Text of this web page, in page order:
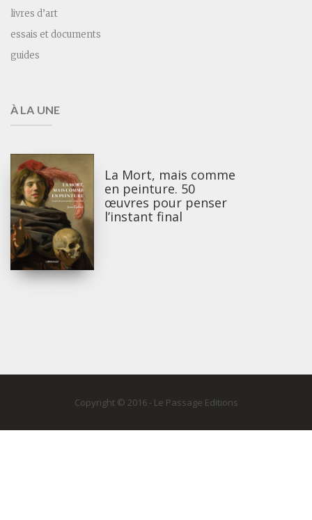
livres d’art
essais et documents
guides
À LA UNE
La Mort, mais comme
en peinture. 50
œuvres pour penser
l’instant final
Copyright © 2016 - Le Passage Editions